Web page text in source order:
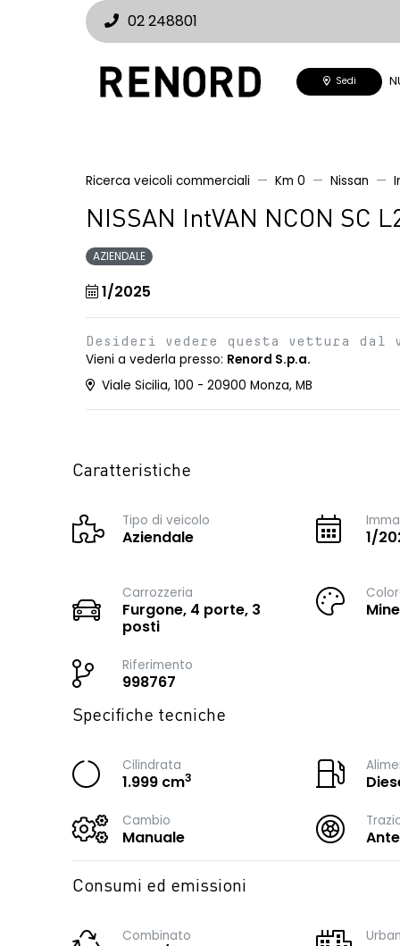
02 248801
Sedi
Ricerca veicoli commerciali Km 0 Nissan
NISSAN IntVAN NCON SC
AZIENDALE
1/2025
Desideri vedere questa vettura dal
Vieni a vederla presso: Renord S.p.a.
Viale Sicilia, 100 - 20900 Monza, MB
Caratteristiche
Tipo di veicolo
Aziendale 1/
Carrozzeria
Furgone, 4 porte, 3
posti
Riferimento
998767
Specifiche tecniche
Cilindrata
1.999 cm3
Cambio
Manuale
Consumi ed emissioni
Combinato